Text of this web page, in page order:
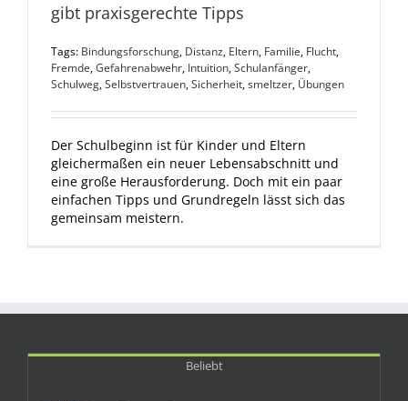
gibt praxisgerechte Tipps
Tags: Bindungsforschung, Distanz, Eltern, Familie, Flucht,
Fremde,Gefahrenabwehr, Intuition,Schulanfänger,
Schulweg,Selbstvertrauen,Sicherheit,smeltzer, Übungen
Der Schulbeginn ist für Kinder und Eltern
gleichermaßen ein neuer Lebensabschnitt und
eine große Herausforderung. Doch mit ein paar
einfachen Tipps und Grundregeln lässt sich das
gemeinsam meistern.
Beliebt